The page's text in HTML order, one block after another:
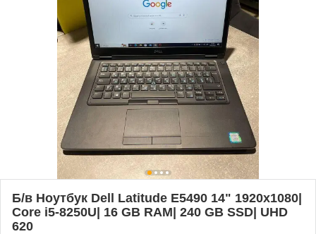
Б/в Ноутбук Dell Latitude E5490 14" 1920x1080|
Core i5-8250U| 16 GB RAM| 240 GB SSD| UHD
620